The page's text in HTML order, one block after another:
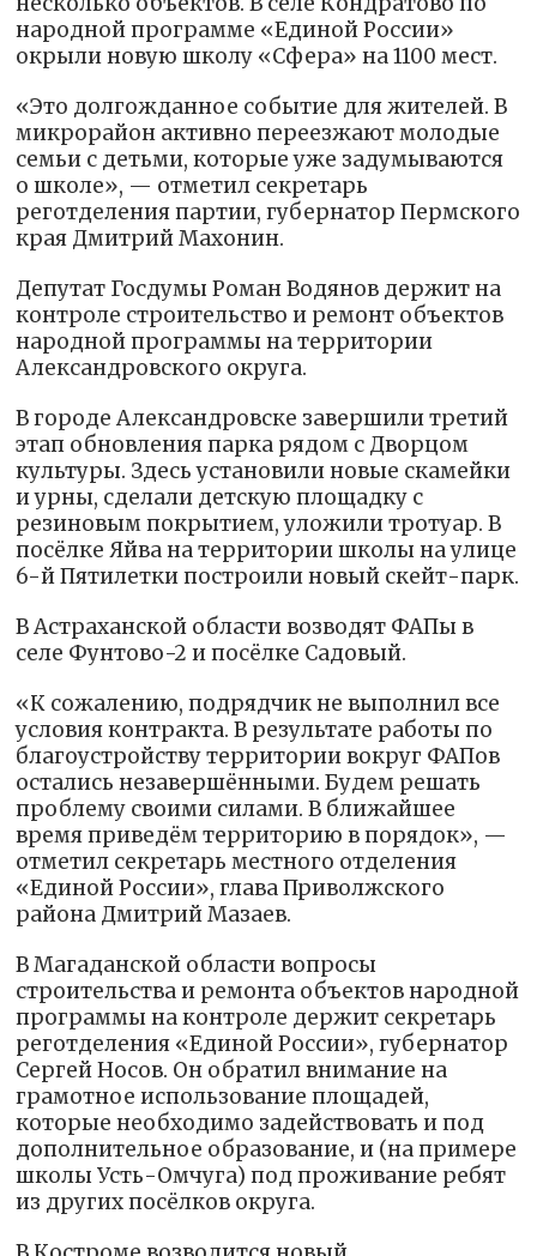
народной программе «Единой России»
окрыли новую школу «Сфера» на 1100 мест.
«Это долгожданное событие для жителей. В
микрорайон активно переезжают молодые
семьи с детьми, которые уже задумываются
о школе», — отметил секретарь
реготделения партии, губернатор Пермского
края Дмитрий Махонин.
Депутат Госдумы Роман Водянов держит на
контроле строительство и ремонт объектов
народной программы на территории
Александровского округа.
В городе Александровске завершили третий
этап обновления парка рядом с Дворцом
культуры. Здесь установили новые скамейки
и урны, сделали детскую площадку с
резиновым покрытием, уложили тротуар. В
посёлке Яйва на территории школы на улице
6-й Пятилетки построили новый скейт-парк.
В Астраханской области возводят ФАПы в
селе Фунтово-2 и посёлке Садовый.
«К сожалению, подрядчик не выполнил все
условия контракта. В результате работы по
благоустройству территории вокруг ФАПов
остались незавершёнными. Будем решать
проблему своими силами. В ближайшее
время приведём территорию в порядок», —
отметил секретарь местного отделения
«Единой России», глава Приволжского
района Дмитрий Мазаев.
В Магаданской области вопросы
строительства и ремонта объектов народной
программы на контроле держит секретарь
реготделения «Единой России», губернатор
Сергей Носов. Он обратил внимание на
грамотное использование площадей,
которые необходимо задействовать и под
дополнительное образование, и (на примере
школы Усть-Омчуга) под проживание ребят
из других посёлков округа.